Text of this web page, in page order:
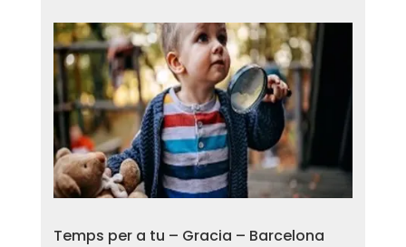
Temps per a tu – Gracia – Barcelona